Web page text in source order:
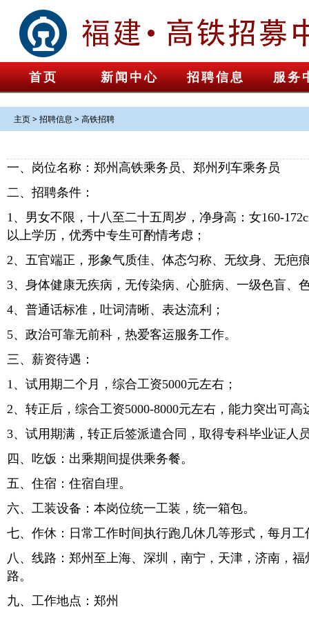
首页 新闻中心 招聘信息 服务
主页>招聘信息 >高铁招聘
一、岗位名称：郑州高铁乘务员、郑州列车乘务员
二、招聘条件：
1、男女不限，十八至二十五周岁，净身高：女160-
以上学历，优秀中专生可酌情考虑；
2、五官端正，形象气质佳、体态匀称、无纹身、无疤
3、身体健康无疾病，无传染病、心脏病、一级色盲、
4、普通话标准，吐词清晰、表达流利；
5、政治可靠无前科，热爱客运服务工作。
三、薪资待遇：
1、试用期二个月，综合工资5000元左右；
2、转正后，综合工资5000-8000元左右，能力突出可高
3、试用期满，转正后签派遣合同，取得专科毕业证人
四、吃饭：出乘期间提供乘务餐。
五、住宿：住宿自理。
六、工装设备：本岗位统一工装，统一箱包。
七、作休：日常工作时间执行跑几休几等形式，每月
八、线路：郑州至上海、深圳，南宁，天津，济南，
路。
九、工作地点：郑州